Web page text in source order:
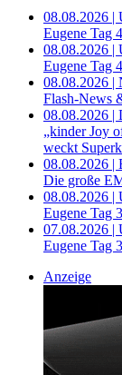
08.08.2026 |
Eugene Tag
08.08.2026 |
Eugene Tag
08.08.2026 |
Flash-News
08.08.2026 |
„kinder Joy
weckt
08.08.2026 |
Die große
08.08.2026 |
Eugene Tag
07.08.2026 |
Eugene Tag
Anzeige